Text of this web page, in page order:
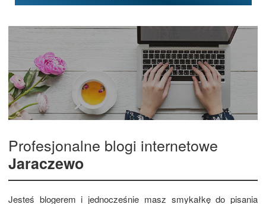
Profesjonalne blogi internetowe
Jaraczewo
Jesteś blogerem i jednocześnie masz smykałkę do pisania